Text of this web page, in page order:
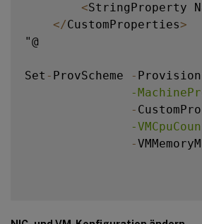
<StringProperty
</CustomProperties>
"@
Set - ProvScheme -
-
-
-
-